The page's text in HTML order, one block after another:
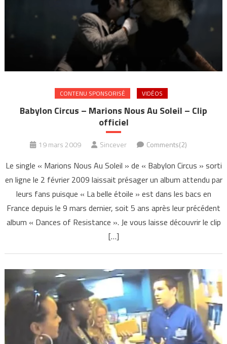
CONTENU SPONSORISÉ VIDÉOS
Babylon Circus – Marions Nous Au Soleil – Clip
officiel
19 mars 2009 Sincever Comments(2)
Le single « Marions Nous Au Soleil » de « Babylon Circus » sorti
en ligne le 2 février 2009 laissait présager un album attendu par
leurs fans puisque « La belle étoile » est dans les bacs en
France depuis le 9 mars dernier, soit 5 ans après leur précédent
album « Dances of Resistance ». Je vous laisse découvrir le clip
[…]